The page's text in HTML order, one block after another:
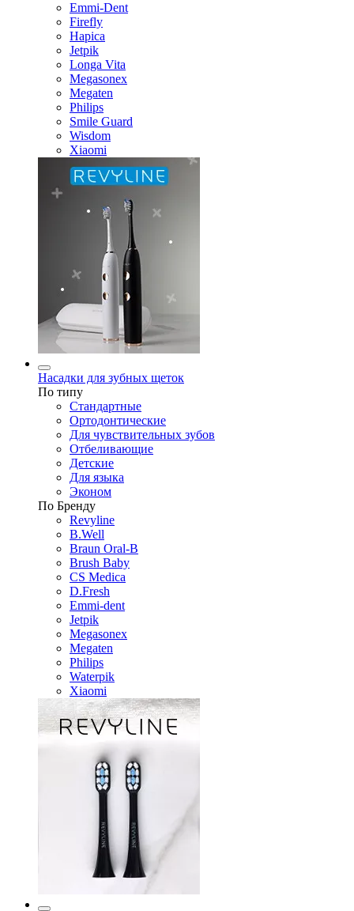
Emmi-Dent
Firefly
Hapica
Jetpik
Longa Vita
Megasonex
Megaten
Philips
Smile Guard
Wisdom
Xiaomi
Насадки для зубных щеток
По типу
Стандартные
Ортодонтические
Для чувствительных зубов
Отбеливающие
Детские
Для языка
Эконом
По Бренду
Revyline
B.Well
Braun Oral-B
Brush Baby
CS Medica
D.Fresh
Emmi-dent
Jetpik
Megasonex
Megaten
Philips
Waterpik
Xiaomi